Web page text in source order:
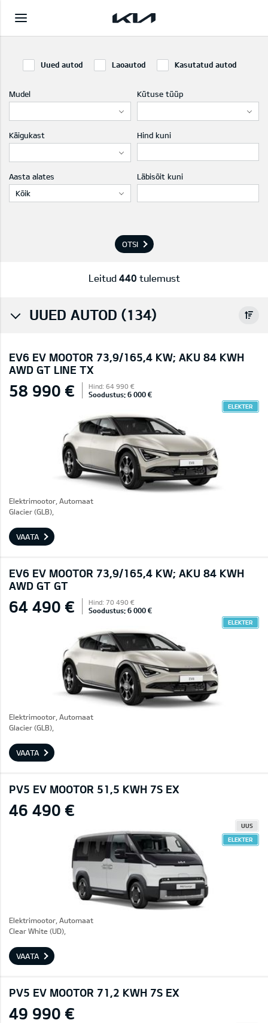
Uued autod Laoautod Kasutatud autod
Mudel Kütuse tüüp
Käigukast Hind kuni
Aasta alates
Kõik
Läbisõit kuni
OTSI
Leitud 440 tulemust
UUED AUTOD (134)
EV6 EV MOOTOR 73,9/165,4 KW; AKU 84 KWH
AWD GT LINE TX
58 990 € Hind: 64 990 €
Soodustus: 6 000 €
ELEKTER
Elektrimootor, Automaat
Glacier (GLB),
VAATA
EV6 EV MOOTOR 73,9/165,4 KW; AKU 84 KWH
AWD GT GT
64 490 € Hind: 70 490 €
Soodustus: 6 000 €
ELEKTER
Elektrimootor, Automaat
Glacier (GLB),
VAATA
PV5 EV MOOTOR 51,5 KWH 7S EX
46 490 €
UUS
ELEKTER
Elektrimootor, Automaat
Clear White (UD),
VAATA
PV5 EV MOOTOR 71,2 KWH 7S EX
49 990 €